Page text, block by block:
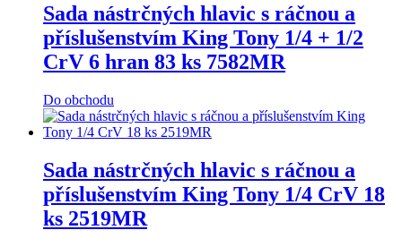
Sada nástrčných hlavic s ráčnou a
příslušenstvím King Tony 1/4 + 1/2
CrV 6 hran 83 ks 7582MR
Do obchodu
Sada nástrčných hlavic s ráčnou a
příslušenstvím King Tony 1/4 CrV 18
ks 2519MR